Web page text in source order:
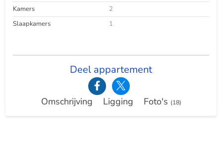
Kamers
2
Slaapkamers
1
Deel appartement
Omschrijving Ligging Foto's (18)